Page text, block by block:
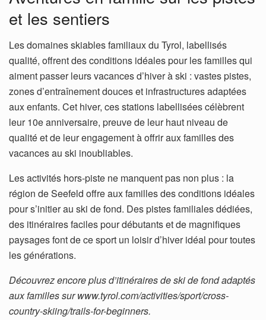
et les sentiers
Les domaines skiables familiaux du Tyrol, labellisés
qualité, offrent des conditions idéales pour les familles qui
aiment passer leurs vacances d’hiver à ski : vastes pistes,
zones d’entraînement douces et infrastructures adaptées
aux enfants. Cet hiver, ces stations labellisées célèbrent
leur 10e anniversaire, preuve de leur haut niveau de
qualité et de leur engagement à offrir aux familles des
vacances au ski inoubliables.
Les activités hors-piste ne manquent pas non plus : la
région de Seefeld offre aux familles des conditions idéales
pour s’initier au ski de fond. Des pistes familiales dédiées,
des itinéraires faciles pour débutants et de magnifiques
paysages font de ce sport un loisir d’hiver idéal pour toutes
les générations.
Découvrez encore plus d’itinéraires de ski de fond adaptés
aux familles sur www.tyrol.com/activities/sport/cross-
country-skiing/trails-for-beginners.